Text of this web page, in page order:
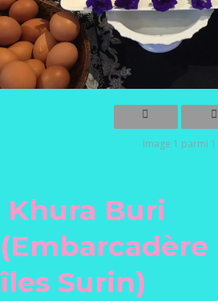
Image 1 parmi 1
Khura Buri
îles Surin)